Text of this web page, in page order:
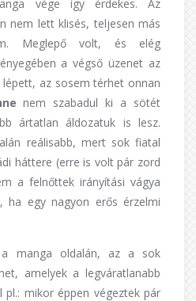
vége így érdekes. Az
nem lett klisés, teljesen más
Meglepő volt, és elég
a végső üzenet az
az sosem térhet onnan
nem szabadul ki a sötét
ártatlan áldozatuk is lesz.
reálisabb, mert sok fiatal
háttere (erre is volt pár zord
a felnőttek irányítási vágya
ha egy nagyon erős érzelmi
manga oldalán, az a sok
amelyek a legváratlanabb
mikor éppen végeztek pár